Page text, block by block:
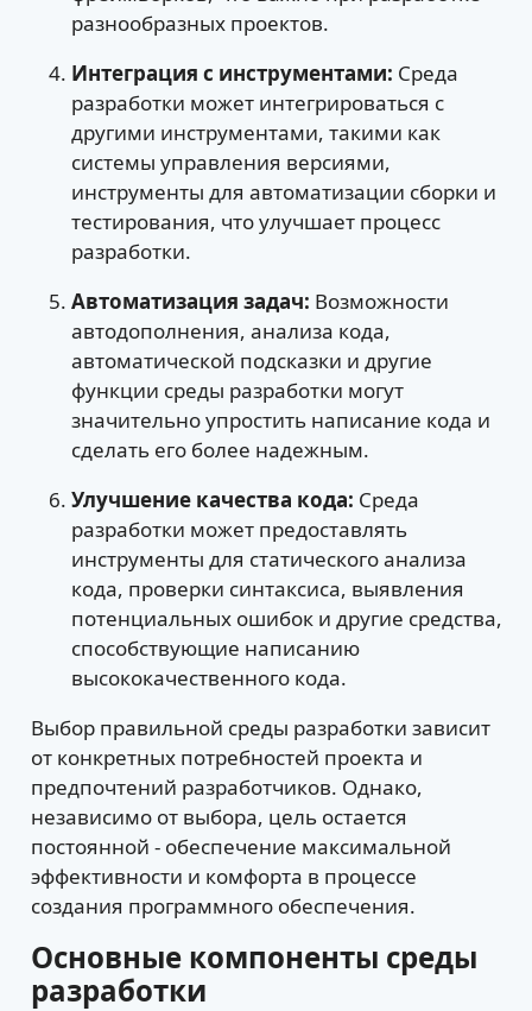
разнообразных проектов.
Интеграция с инструментами: Среда
разработки может интегрироваться с
другими инструментами, такими как
системы управления версиями,
инструменты для автоматизации сборки и
тестирования, что улучшает процесс
разработки.
Автоматизация задач: Возможности
автодополнения, анализа кода,
автоматической подсказки и другие
функции среды разработки могут
значительно упростить написание кода и
сделать его более надежным.
Улучшение качества кода: Среда
разработки может предоставлять
инструменты для статического анализа
кода, проверки синтаксиса, выявления
потенциальных ошибок и другие средства,
способствующие написанию
высококачественного кода.
Выбор правильной среды разработки зависит
от конкретных потребностей проекта и
предпочтений разработчиков. Однако,
независимо от выбора, цель остается
постоянной - обеспечение максимальной
эффективности и комфорта в процессе
создания программного обеспечения.
Основные компоненты среды
разработки